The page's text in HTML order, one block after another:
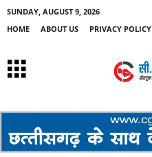
SUNDAY, AUGUST 9, 2026
HOME
ABOUT US PRIVACY POLICY